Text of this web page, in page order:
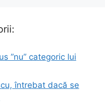
”nu” categoric lui
întrebat dacă se